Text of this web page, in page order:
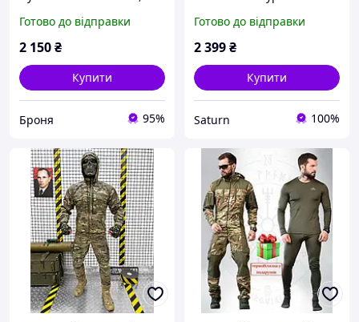
костюм камуфляж,
армійська форма
Готово до відправки
2 150₴
Купити
Броня 95%
військова польова форма
камуфляж мультикам viy
Готово до відправки
2 399₴
Купити
Saturn 100%